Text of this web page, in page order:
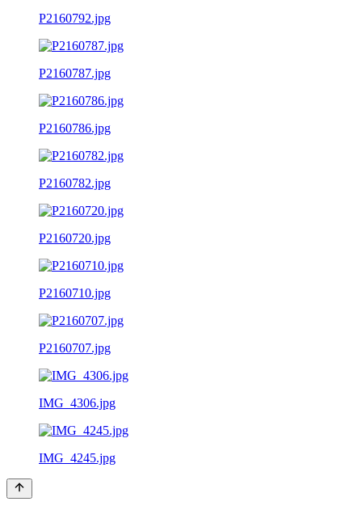
P2160792.jpg
P2160787.jpg
P2160786.jpg
P2160782.jpg
P2160720.jpg
P2160710.jpg
P2160707.jpg
IMG_4306.jpg
IMG_4245.jpg